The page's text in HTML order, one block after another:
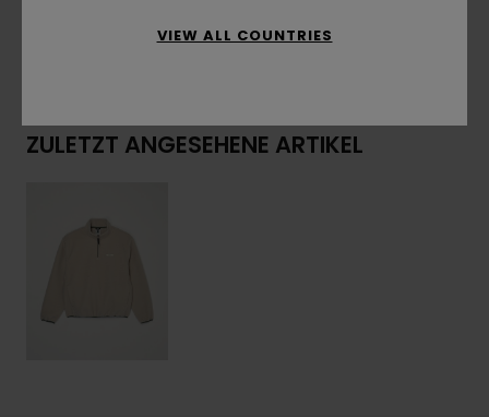
ZULETZT ANGESEHENE ARTIKEL
VIEW ALL COUNTRIES